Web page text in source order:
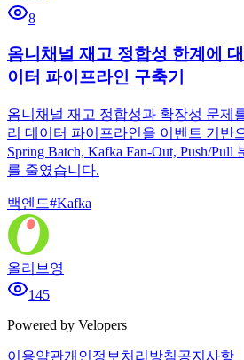
8
옴니채널 재고 정합성 한계에
이터 파이프라인 구축기
옴니채널 재고 정합성과 확장성 문제
리 데이터 파이프라인을 이벤트 기반
Spring Batch, Kafka Fan-Out, Push/
를 줄였습니다.
백엔드#Kafka
올리브영
145
Powered by Velopers
이용약관개인정보처리방침공지사항